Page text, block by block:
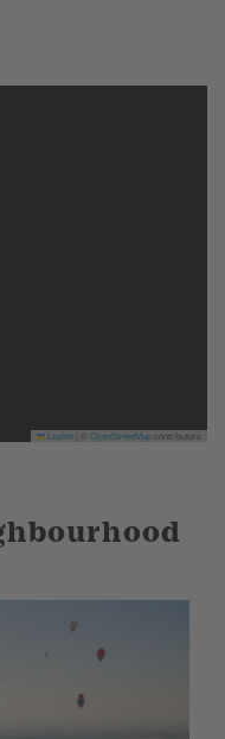
Leaflet OpenStreetMapcontributors